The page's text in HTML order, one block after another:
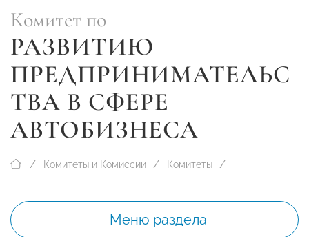
Комитет по
РАЗВИТИЮ
ПРЕДПРИНИМАТЕЛЬС
ТВА В СФЕРЕ
АВТОБИЗНЕСА
Комитеты и Комиссии Комитеты
Меню раздела